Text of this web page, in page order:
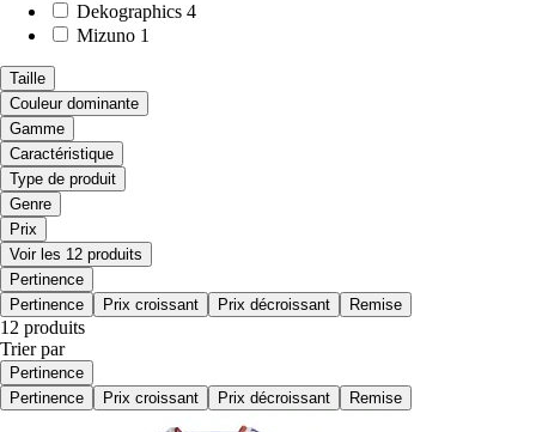
Dekographics 4
Mizuno 1
Taille
Couleur dominante
Gamme
Caractéristique
Type de produit
Genre
Prix
Voir les 12 produits
Pertinence
Pertinence
Prix croissant Prix décroissant Remise
12 produits
Trier par
Pertinence
Pertinence
Prix croissant Prix décroissant Remise